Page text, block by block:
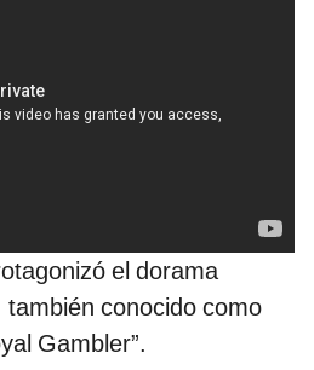
el dorama
también conocido como
Gambler”.